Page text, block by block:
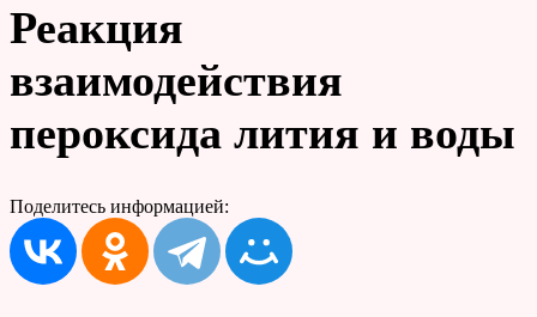
Реакция
взаимодействия
пероксида лития и воды
Поделитесь информацией: